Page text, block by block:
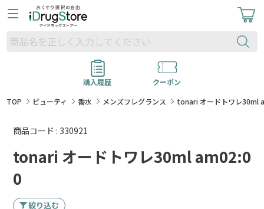
購入履歴
クーポン
TOP
ビューティ 香水 メンズフレグランス tonari オードトワレ30ml
商品コード : 330921
tonari オードトワレ30ml am02:0
0
絞り込む